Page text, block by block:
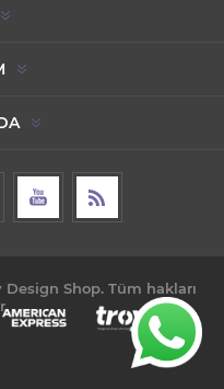
Shop. Tüm hakları